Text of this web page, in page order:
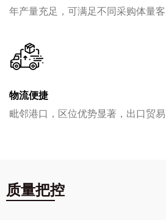
年产量充足，可满足不同采购体量客
物流便捷
毗邻港口，区位优势显著，出口贸易
质量把控